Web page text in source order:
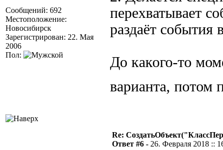
Сообщений: 692
Местоположение:
Новосибирск
Зарегистрирован: 22. Мая
2006
Пол:
перехватывает
раздаёт
До какого-то
варианта, потом
Re:
Ответ #6 - 26. Февраля 2018 ::